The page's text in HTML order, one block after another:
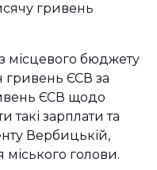
гривень
місцевого бюджету
гривень ЄСВ за
ЄСВ щодо
зарплати та
Вербицькій,
голови.